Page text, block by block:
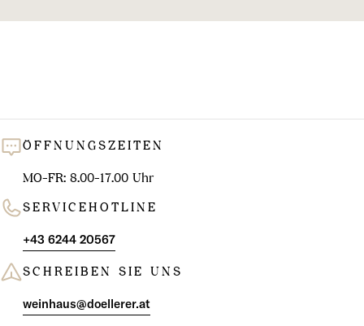
u
ÖFFNUNGSZEITEN
MO-FR: 8.00-17.00 Uhr
SERVICEHOTLINE
+43 6244 20567
SCHREIBEN SIE UNS
weinhaus@doellerer.at